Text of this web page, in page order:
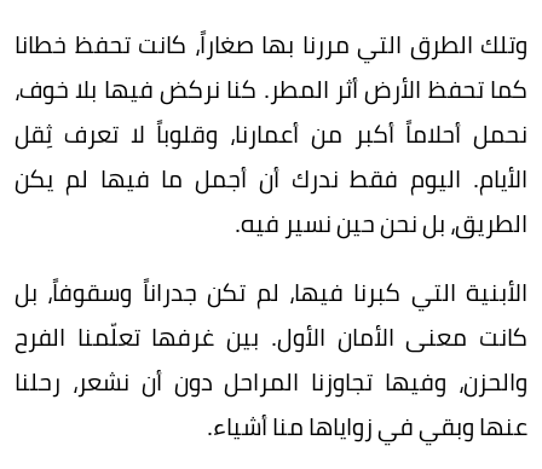
وتلك الطرق التي مررنا بها صغاراً، كانت تحفظ خطانا
كما تحفظ الأرض أثر المطر. كنا نركض فيها بلا خوف،
نحمل أحلاماً أكبر من أعمارنا، وقلوباً لا تعرف ثِقل
الأيام. اليوم فقط ندرك أن أجمل ما فيها لم يكن
الطريق، بل نحن حين نسير فيه.
الأبنية التي كبرنا فيها، لم تكن جدراناً وسقوفاً، بل
كانت معنى الأمان الأول. بين غرفها تعلّمنا الفرح
والحزن، وفيها تجاوزنا المراحل دون أن نشعر، رحلنا
عنها وبقي في زواياها منا أشياء.